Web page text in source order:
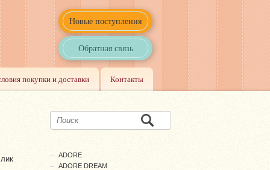
Новые поступления
Обратная связь
покупки и доставки Контакты
ADORE
ADORE DREAM